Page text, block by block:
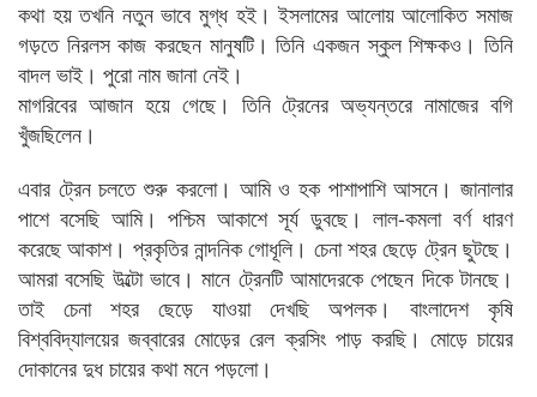
কথা হয় তখনি নতুন ভাবে মুগ্ধ হই। ইসলামের আলোয় আলোকিত সমাজ
গড়তে নিরলস কাজ করছেন মানুষটি। তিনি একজন স্কুল শিক্ষকও। তিনি
বাদল ভাই। পুরো নাম জানা নেই।
মাগরিবের আজান হয়ে গেছে। তিনি ট্রেনের অভ্যন্তরে নামাজের বগি
খুঁজছিলেন।
এবার ট্রেন চলতে শুরু করলো। আমি ও হক পাশাপাশি আসনে। জানালার
পাশে বসেছি আমি। পশ্চিম আকাশে সূর্য ডুবছে। লাল-কমলা বর্ণ ধারণ
করেছে আকাশ। প্রকৃতির নান্দনিক গোধূলি। চেনা শহর ছেড়ে ট্রেন ছুটছে।
আমরা বসেছি উল্টো ভাবে। মানে ট্রেনটি আমাদেরকে পেছেন দিকে টানছে।
তাই চেনা শহর ছেড়ে যাওয়া দেখছি অপলক। বাংলাদেশ কৃষি
বিশ্ববিদ্যালয়ের জব্বারের মোড়ের রেল ক্রসিং পাড় করছি। মোড়ে চায়ের
দোকানের দুধ চায়ের কথা মনে পড়লো।